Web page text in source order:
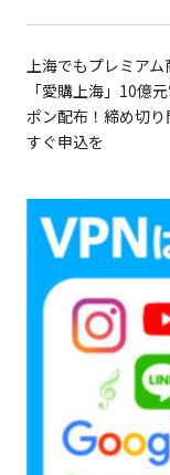
上海でもプレミアム
「愛購上海」10億
ポン配布！締め切
すぐ申込を